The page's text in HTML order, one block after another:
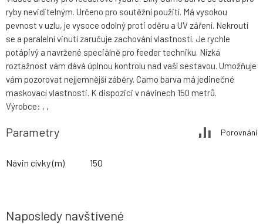
ryby neviditelným. Určeno pro soutěžní použití. Má vysokou
pevnost v uzlu, je vysoce odolný proti oděru a UV záření. Nekroutí
se a paralelní vinutí zaručuje zachování vlastností. Je rychle
potápivý a navržené speciálně pro feeder techniku. Nízká
roztažnost vám dává úplnou kontrolu nad vaší sestavou. Umožňuje
vám pozorovat nejjemnější záběry. Camo barva má jedinečné
maskovací vlastnosti. K dispozici v návinech 150 metrů.
Výrobce: , ,
Parametry Porovnání
Návin cívky (m) 150
Naposledy navštívené